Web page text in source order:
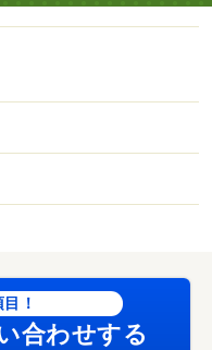
チンに窓／平坦地／一
／敷地内ごみ置き場／
件／ＬＤＫ１２畳以上
／礼金１ヶ月／保証会
期費用カード決済可／
ローソン鳥取興南町店
駅南店（スーパー）ま
ドラッグストア）まで
！
合わせする